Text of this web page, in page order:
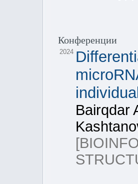
Конференции
2024
Bairqdar